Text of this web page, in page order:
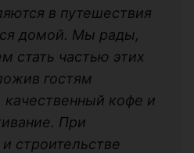
в путешествия
домой. Мы рады,
стать частью этих
гостям
кофе и
При
строительстве